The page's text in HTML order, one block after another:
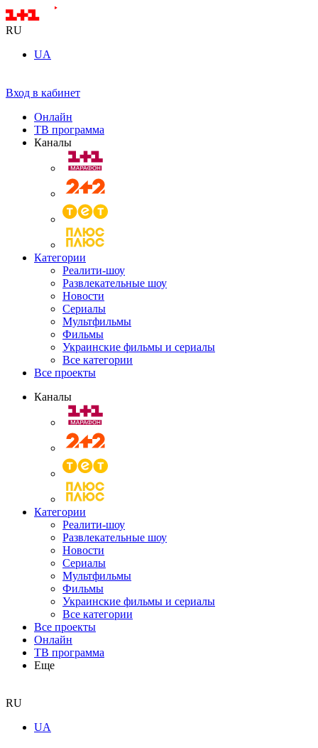
RU
UA
Вход в кабинет
Онлайн
ТВ программа
Каналы
Категории
Реалити-шоу
Развлекательные шоу
Новости
Сериалы
Мультфильмы
Фильмы
Украинские фильмы и сериалы
Все категории
Все проекты
Каналы
Категории
Реалити-шоу
Развлекательные шоу
Новости
Сериалы
Мультфильмы
Фильмы
Украинские фильмы и сериалы
Все категории
Все проекты
Онлайн
ТВ программа
Еще
RU
UA